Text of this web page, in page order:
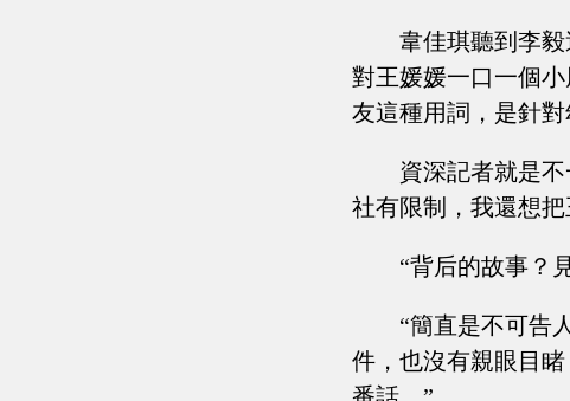
韋佳琪聽到李
對王媛媛一口一個
友這種用詞，是針
資深記者就是
社有限制，我還想
“背后的故事？
“簡直是不可告
件，也沒有親眼目